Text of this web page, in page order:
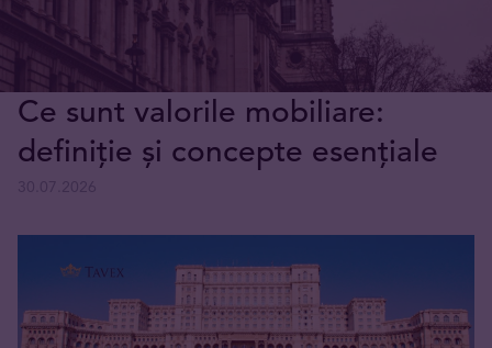
Ce sunt valorile mobiliare:
definiție și concepte esențiale